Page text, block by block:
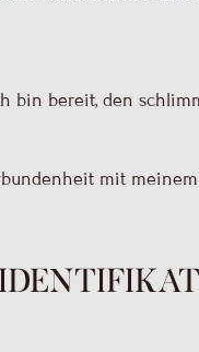
bin bereit, den
mit